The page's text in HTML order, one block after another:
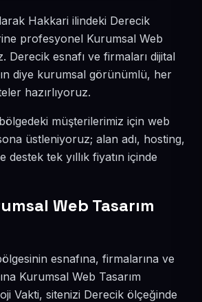
Hakkari ilindeki Derecik
profesyonel Kurumsal Web
Derecik esnafı ve firmaları dijital
diye kurumsal görünümlü, her
hazırlıyoruz.
müşterilerimiz için web
üstleniyoruz; alan adı, hosting,
destek tek yıllık fiyatın içinde
Web Tasarım
esnafına, firmalarına ve
Kurumsal Web Tasarım
Vakti, sitenizi Derecik ölçeğinde